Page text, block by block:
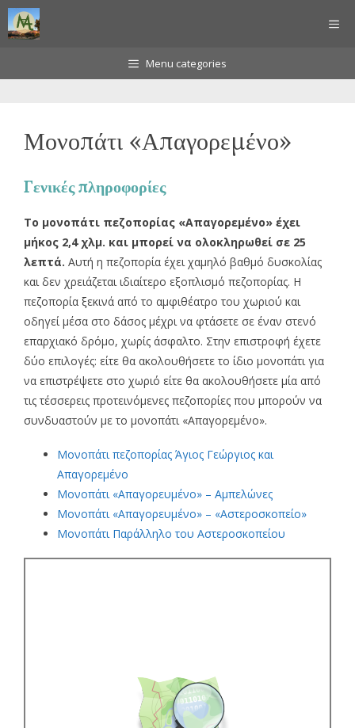
Μετάβαση
σε
Menu categories
Μονοπάτι «Απαγορεμένο»
Γενικές πληροφορίες
Το μονοπάτι πεζοπορίας «Απαγορεμένο» έχει
μήκος 2,4 χλμ. και μπορεί να ολοκληρωθεί σε 25
λεπτά. Αυτή η πεζοπορία έχει χαμηλό βαθμό δυσκολίας
και δεν χρειάζεται ιδιαίτερο εξοπλισμό πεζοπορίας. Η
πεζοπορία ξεκινά από το αμφιθέατρο του χωριού και
οδηγεί μέσα στο δάσος μέχρι να φτάσετε σε έναν στενό
επαρχιακό δρόμο, χωρίς άσφαλτο. Στην επιστροφή έχετε
δύο επιλογές: είτε θα ακολουθήσετε το ίδιο μονοπάτι για
να επιστρέψετε στο χωριό είτε θα ακολουθήσετε μία από
τις τέσσερεις προτεινόμενες πεζοπορίες που μπορούν να
συνδυαστούν με το μονοπάτι «Απαγορεμένο».
Μονοπάτι πεζοπορίας Άγιος Γεώργιος και
Απαγορεμένο
Μονοπάτι «Απαγορευμένο» – Αμπελώνες
Μονοπάτι «Απαγορευμένο» – «Αστεροσκοπείο»
Μονοπάτι Παράλληλο του Αστεροσκοπείου